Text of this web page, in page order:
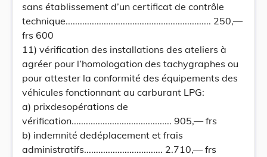
sans établissement d’un certificat de contrôle
technique............................................................. 250,—
frs 600
11) vérification des installations des ateliers à
agréer pour l’homologation des tachygraphes ou
pour attester la conformité des équipements des
véhicules fonctionnant au carburant LPG:
a) prixdesopérations de
vérification.......................................... 905,— frs
b) indemnité dedéplacement et frais
administratifs................................. 2.710,— frs